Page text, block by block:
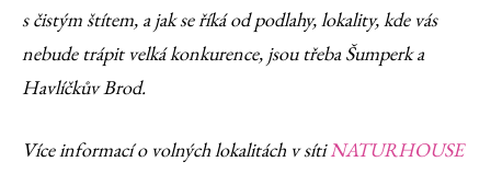
s čistým štítem, a jak se říká od podlahy, lokality, kde vás
nebude trápit velká konkurence, jsou třeba Šumperk a
Havlíčkův Brod.
Více informací o volných lokalitách v sítiNATURHOUSE